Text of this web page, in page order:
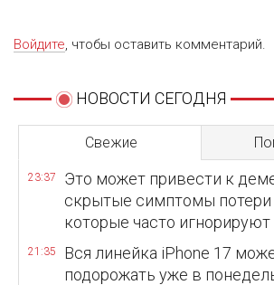
Войдите, чтобы оставить комментарий.
НОВОСТИ СЕГОДНЯ
Свежие
23:37
Это может привести к
скрытые симптомы потери
которые часто игнорируют
21:35
Вся линейка iPhone 17
подорожать уже в